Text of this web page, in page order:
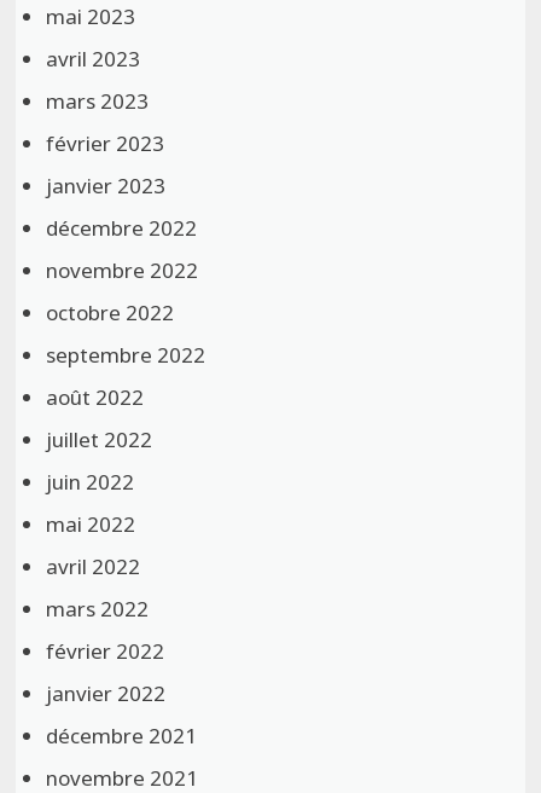
mai 2023
avril 2023
mars 2023
février 2023
janvier 2023
décembre 2022
novembre 2022
octobre 2022
septembre 2022
août 2022
juillet 2022
juin 2022
mai 2022
avril 2022
mars 2022
février 2022
janvier 2022
décembre 2021
novembre 2021